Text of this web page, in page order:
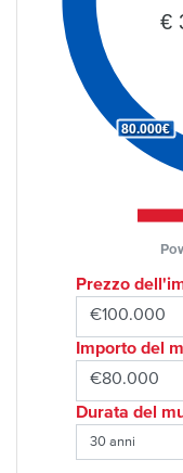
80.000€
€
Prezzo
Importo del
Durata del